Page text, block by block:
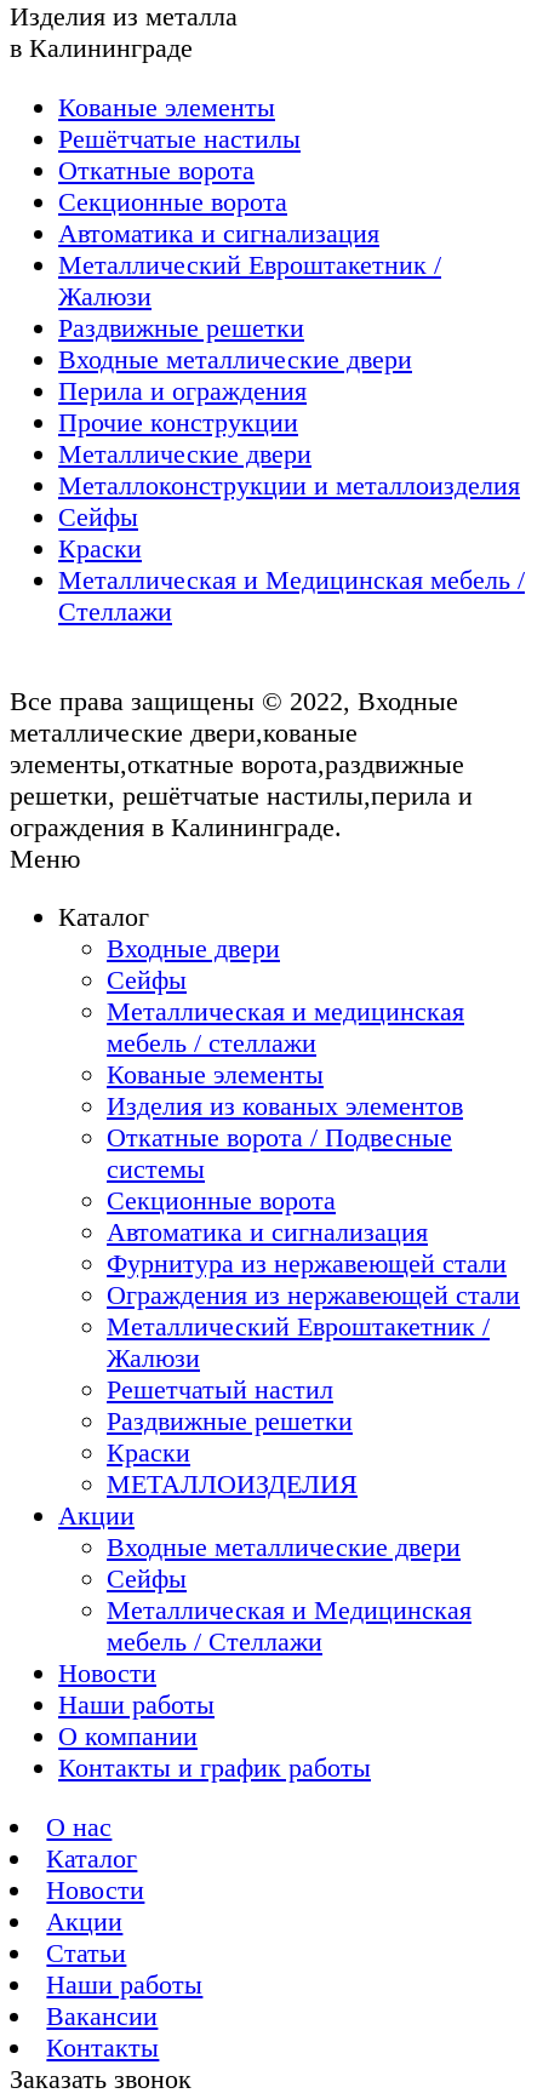
Изделия из металла
в Калининграде
Кованые элементы
Решётчатые настилы
Откатные ворота
Секционные ворота
Автоматика и сигнализация
Металлический Евроштакетник /
Жалюзи
Раздвижные решетки
Входные металлические двери
Перила и ограждения
Прочие конструкции
Металлические двери
Металлоконструкции и металлоизделия
Сейфы
Краски
Металлическая и Медицинская мебель /
Стеллажи
Все права защищены © 2022, Входные
металлические двери,кованые
элементы,откатные ворота,раздвижные
решетки, решётчатые настилы,перила и
ограждения в Калининграде.
Меню
Каталог
Входные двери
Сейфы
Металлическая и медицинская
мебель / стеллажи
Кованые элементы
Изделия из кованых элементов
Откатные ворота / Подвесные
системы
Секционные ворота
Автоматика и сигнализация
Фурнитура из нержавеющей стали
Ограждения из нержавеющей стали
Металлический Евроштакетник /
Жалюзи
Решетчатый настил
Раздвижные решетки
Краски
МЕТАЛЛОИЗДЕЛИЯ
Акции
Входные металлические двери
Сейфы
Металлическая и Медицинская
мебель / Стеллажи
Новости
Наши работы
О компании
Контакты и график работы
О нас
Каталог
Новости
Акции
Статьи
Наши работы
Вакансии
Контакты
Заказать звонок